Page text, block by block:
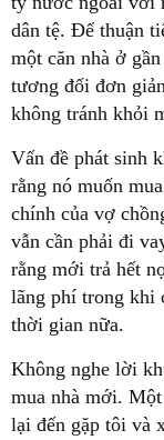
dân tệ. Để thuận
một căn nhà ở
tương đối đơn
không tránh khỏi
Vấn đề phát sinh
rằng nó muốn
chính của vợ
vẫn cần phải đi
rằng mới trả hết
lãng phí trong khi
thời gian nữa.
Không nghe lời
mua nhà mới.
lại đến gặp tôi và